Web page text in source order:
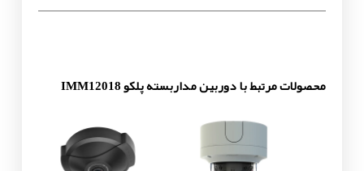
محصولات مرتبط با دوربین مداربسته پلکو IMM12018